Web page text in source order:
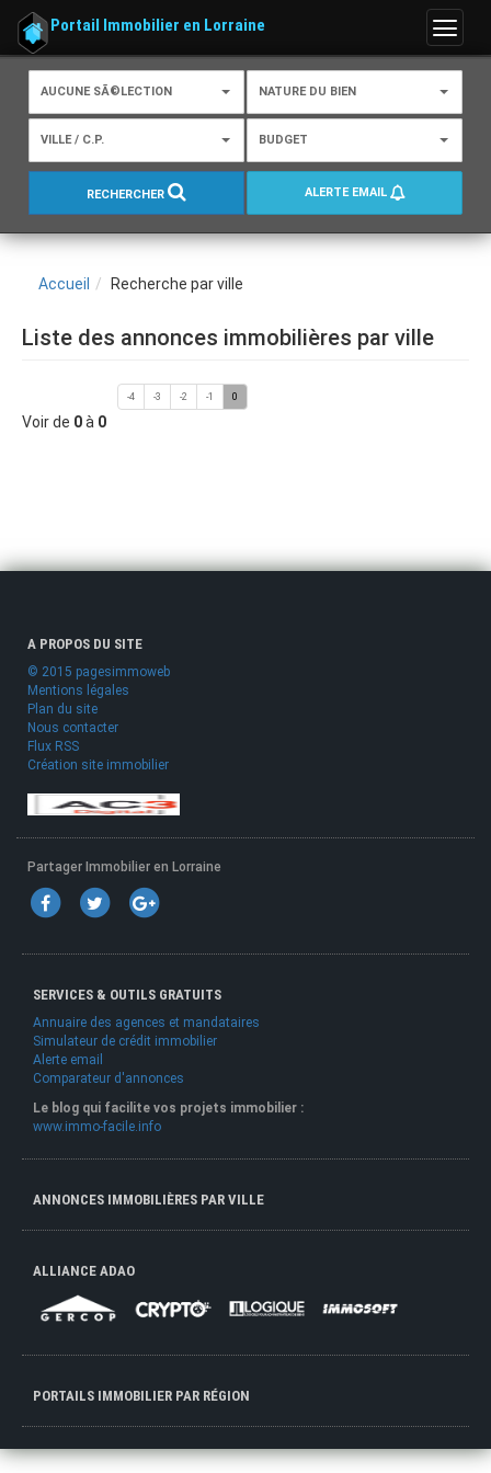
Menu
Portail Immobilier en Lorraine
AUCUNE SÃ©LECTION NATURE DU BIEN
VILLE / C.P. BUDGET
RECHERCHER ALERTE EMAIL
Accueil Recherche par ville
Liste des annonces immobilières par ville
Voir de 0à 0
-4 -3 -2 -1 0
A PROPOS DU SITE
© 2015 pagesimmoweb
Mentions légales
Plan du site
Nous contacter
Flux RSS
Création site immobilier
Partager Immobilier en Lorraine
SERVICES & OUTILS GRATUITS
Annuaire des agences et mandataires
Simulateur de crédit immobilier
Alerte email
Comparateur d'annonces
Le blog qui facilite vos projets immobilier :
www.immo-facile.info
ANNONCES IMMOBILIÈRES PAR VILLE
ALLIANCE ADAO
PORTAILS IMMOBILIER PAR RÉGION